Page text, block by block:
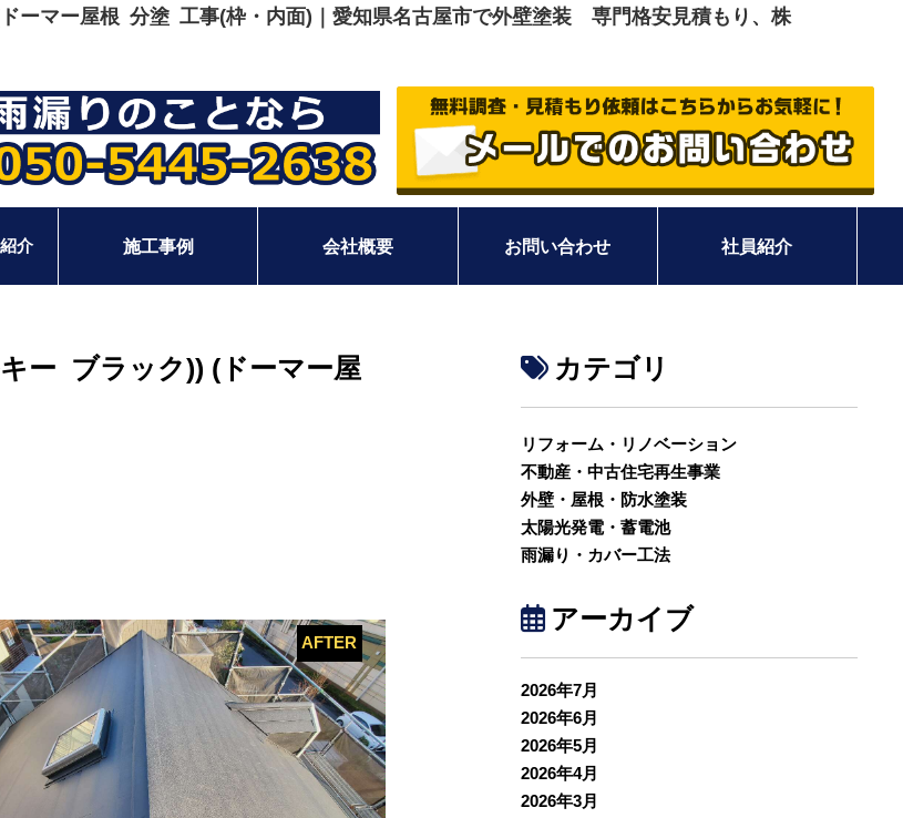
ーマー屋根 分塗 工事(枠・内面)｜愛知県名古屋市で外壁塗装 専門格安見積もり、株
介 施工事例 会社概要 お問い合わせ 社員紹介
ー ブラック)) (ドーマー屋
カテゴリ
リフォーム・リノベーション
不動産・中古住宅再生事業
外壁・屋根・防水塗装
太陽光発電・蓄電池
雨漏り・カバー工法
アーカイブ
2026年7月
2026年6月
2026年5月
2026年4月
2026年3月